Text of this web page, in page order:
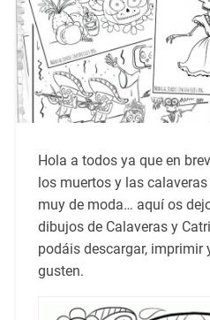
Hola a todos ya que en
los muertos y las
muy de moda… aquí os
dibujos de Calaveras y
podáis descargar, imprimir
gusten.